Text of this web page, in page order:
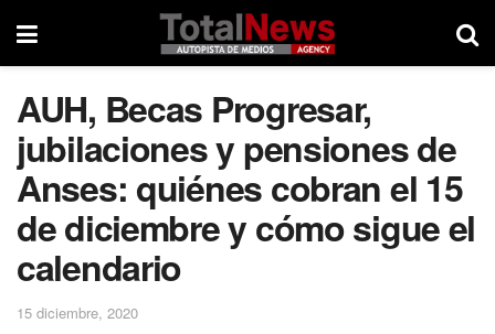
AUH, Becas Progresar,
jubilaciones y pensiones de
Anses: quiénes cobran el 15
de diciembre y cómo sigue el
calendario
15 diciembre, 2020